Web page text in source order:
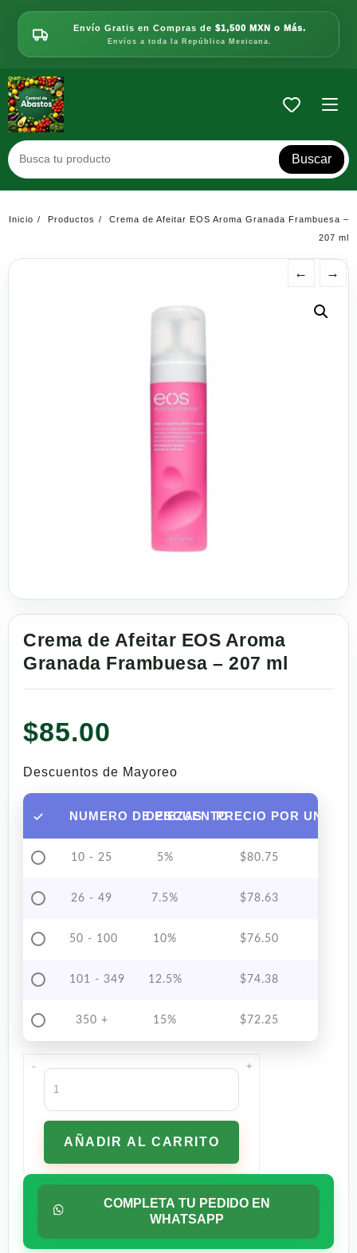
contenido
Envío Gratis en Compras de $1,500 MXN o Más.
Envíos a toda la República Mexicana.
Buscar
Inicio Productos
Crema de Afeitar EOS Aroma Granada Frambuesa –
207 ml
← →
Crema de Afeitar EOS Aroma
Granada Frambuesa – 207 ml
$85.00
Descuentos de Mayoreo
NUMERO DE PIEZAS
DESCUENTOPRECIO POR UNIDAD
10 - 25 5% $80.75
26 - 49 7.5% $ 78.63
50 - 100 10% $ 76.50
101 - 349 12.5% $ 74.38
350 + 15% $ 72.25
-
Crema
de
Afeitar
EOS
Aroma
Granada
Frambuesa
207
AÑADIR AL CARRITO
+
COMPLETA TU PEDIDO EN
WHATSAPP